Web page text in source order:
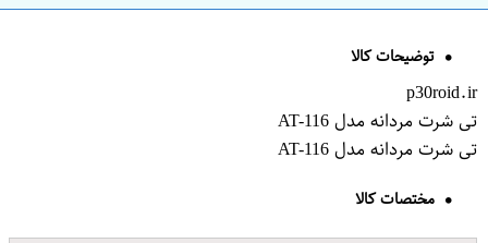
توضیحات کالا
p30roid.ir
تی شرت مردانه مدل AT-116
تی شرت مردانه مدل AT-116
مختصات کالا